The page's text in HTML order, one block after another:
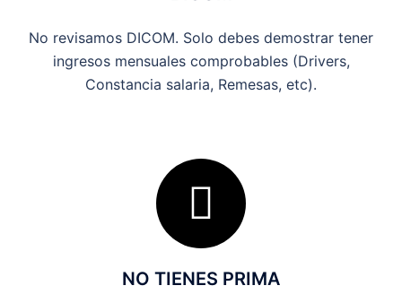
No revisamos DICOM. Solo debes demostrar tener
ingresos mensuales comprobables (Drivers,
Constancia salaria, Remesas, etc).
NO TIENES PRIMA